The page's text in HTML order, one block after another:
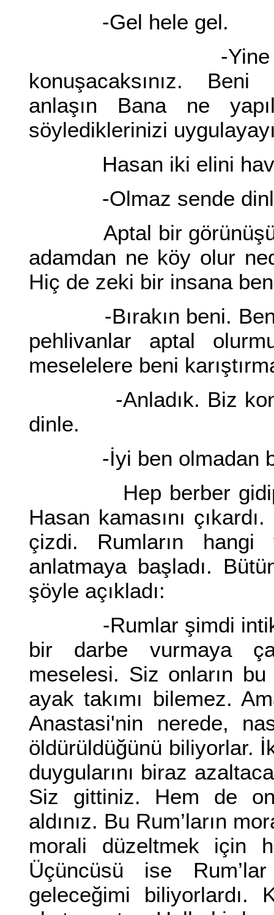
-Gel hele gel.
-Yine başkan
konuşacaksınız.
anlaşın Bana ne
söylediklerinizi
Hasan iki elini
-Olmaz sende
Aptal bir görünüşü
adamdan ne köy olur
Hiç de zeki bir insana
-Bırakın beni. Benim
pehlivanlar aptal
meselelere beni
-Anladık. Biz
dinle.
-İyi ben olmadan bu
Hep berber gidip bir
Hasan kamasını
çizdi. Rumların hangi
anlatmaya başladı.
şöyle açıkladı:
-Rumlar şimdi
bir darbe vurmaya
meselesi. Siz onların
ayak takımı bilemez.
Anastasi'nin nerede,
öldürüldüğünü biliyorlar.
duygularını biraz
Siz gittiniz. Hem de
aldınız. Bu Rum’ların
morali düzeltmek için
Üçüncüsü ise
geleceğimi biliyorlardı.